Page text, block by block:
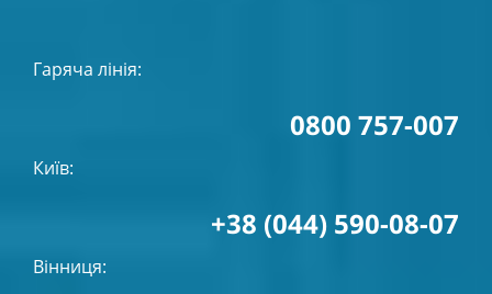
Гаряча лінія:
0800 757-007
Київ:
+38 (044) 590-08-07
Вінниця: